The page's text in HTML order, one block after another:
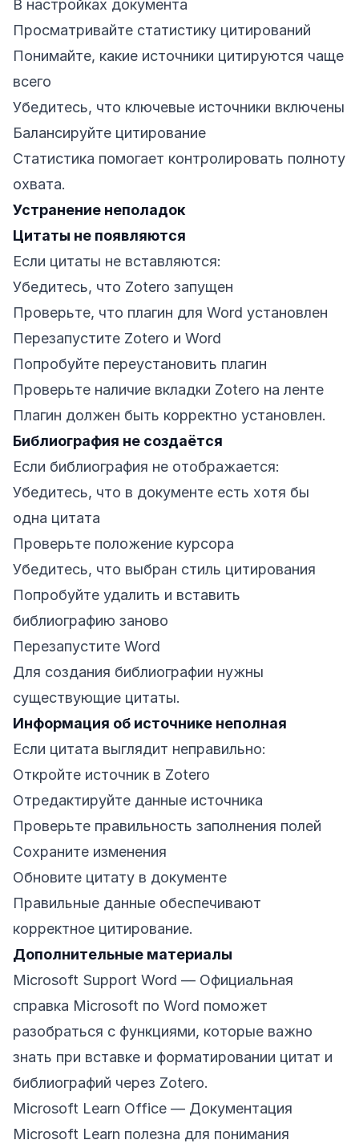
В настройках документа
Просматривайте статистику цитирований
Понимайте, какие источники цитируются чаще
всего
Убедитесь, что ключевые источники включены
Балансируйте цитирование
Статистика помогает контролировать полноту
охвата.
Устранение неполадок
Цитаты не появляются
Если цитаты не вставляются:
Убедитесь, что Zotero запущен
Проверьте, что плагин для Word установлен
Перезапустите Zotero и Word
Попробуйте переустановить плагин
Проверьте наличие вкладки Zotero на ленте
Плагин должен быть корректно установлен.
Библиография не создаётся
Если библиография не отображается:
Убедитесь, что в документе есть хотя бы
одна цитата
Проверьте положение курсора
Убедитесь, что выбран стиль цитирования
Попробуйте удалить и вставить
библиографию заново
Перезапустите Word
Для создания библиографии нужны
существующие цитаты.
Информация об источнике неполная
Если цитата выглядит неправильно:
Откройте источник в Zotero
Отредактируйте данные источника
Проверьте правильность заполнения полей
Сохраните изменения
Обновите цитату в документе
Правильные данные обеспечивают
корректное цитирование.
Дополнительные материалы
Microsoft Support Word — Официальная
справка Microsoft по Word поможет
разобраться с функциями, которые важно
знать при вставке и форматировании цитат и
библиографий через Zotero.
Microsoft Learn Office — Документация
Microsoft Learn полезна для понимания